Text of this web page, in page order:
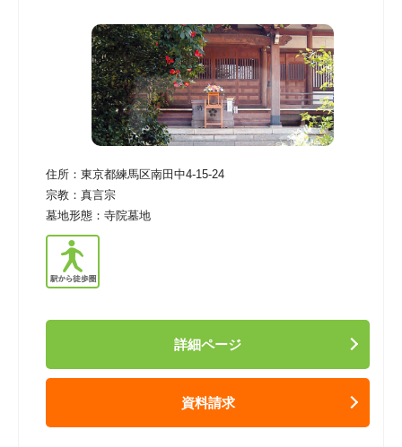
住所： 東京都練馬区南田中4-15-24
宗教： 真言宗
墓地形態： 寺院墓地
詳細ページ
資料請求